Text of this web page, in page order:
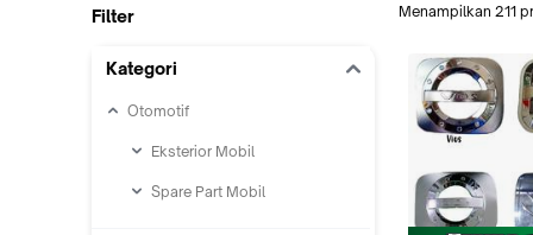
Filter
Kategori
Otomotif
Eksterior Mobil
Spare Part Mobil
Menampilkan 211